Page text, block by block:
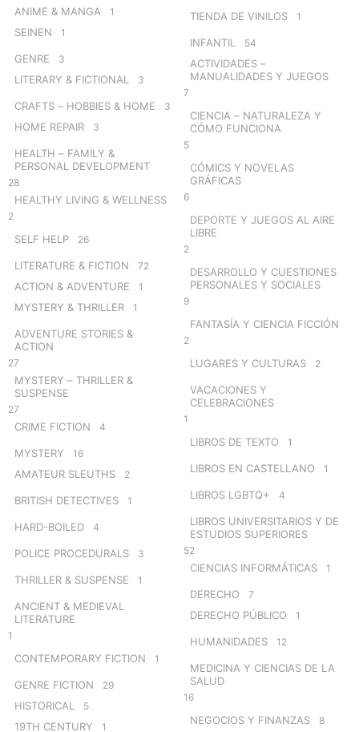
ANIME & MANGA 1
SEINEN 1
GENRE 3
LITERARY & FICTIONAL 3
CRAFTS – HOBBIES & HOME 3
HOME REPAIR 3
HEALTH – FAMILY &
PERSONAL DEVELOPMENT
28
HEALTHY LIVING & WELLNESS
2
SELF HELP 26
LITERATURE & FICTION 72
ACTION & ADVENTURE 1
MYSTERY & THRILLER 1
ADVENTURE STORIES &
ACTION
27
MYSTERY – THRILLER &
SUSPENSE
27
CRIME FICTION 4
MYSTERY 16
AMATEUR SLEUTHS 2
BRITISH DETECTIVES 1
HARD-BOILED 4
POLICE PROCEDURALS 3
THRILLER & SUSPENSE 1
ANCIENT & MEDIEVAL
LITERATURE
1
CONTEMPORARY FICTION 1
GENRE FICTION 29
HISTORICAL 5
19TH CENTURY 1
TIENDA DE VINILOS 1
INFANTIL 54
ACTIVIDADES –
MANUALIDADES Y JUEGOS
7
CIENCIA – NATURALEZA Y
CÓMO FUNCIONA
5
CÓMICS Y NOVELAS
GRÁFICAS
6
DEPORTE Y JUEGOS AL AIRE
LIBRE
2
DESARROLLO Y CUESTIONES
PERSONALES Y SOCIALES
9
FANTASÍA Y CIENCIA FICCIÓN
2
LUGARES Y CULTURAS 2
VACACIONES Y
CELEBRACIONES
1
LIBROS DE TEXTO 1
LIBROS EN CASTELLANO 1
LIBROS LGBTQ+ 4
LIBROS UNIVERSITARIOS Y DE
ESTUDIOS SUPERIORES
52
CIENCIAS INFORMÁTICAS 1
DERECHO 7
DERECHO PÚBLICO 1
HUMANIDADES 12
MEDICINA Y CIENCIAS DE LA
SALUD
16
NEGOCIOS Y FINANZAS 8